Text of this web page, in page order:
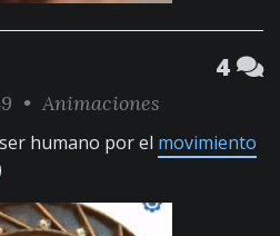
4
• Animaciones
humano por el movimiento